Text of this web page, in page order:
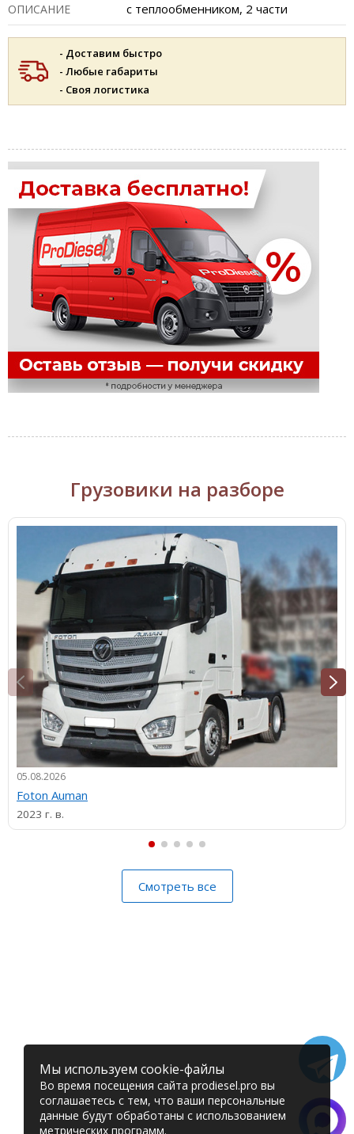
ОПИСАНИЕ с теплообменником, 2 части
- Доставим быстро
- Любые габариты
- Своя логистика
Грузовики на разборе
05.08.2026
Foton Auman
2023 г. в.
Смотреть все
Мы используем cookie-файлы
Во время посещения сайта prodiesel.pro вы
соглашаетесь с тем, что ваши персональные
данные будут обработаны с использованием
метрических программ.